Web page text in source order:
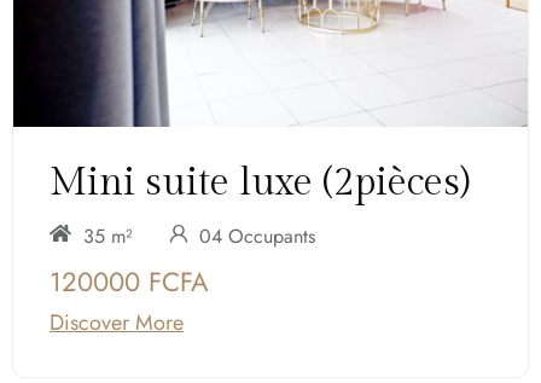
Mini suite luxe (2pièces)
35 m² 04 Occupants
120000 FCFA
Discover More